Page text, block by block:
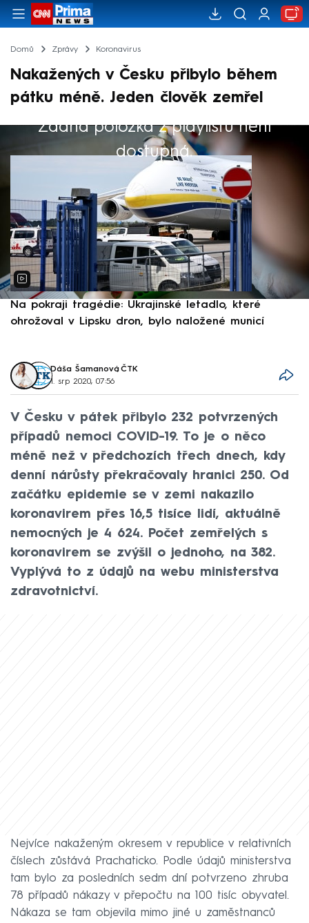
Domů Zprávy Koronavirus
Nakažených v Česku přibylo během
pátku méně. Jeden člověk zemřel
Žádná položka z playlistu není
dostupná.
Výběr redakce
Na pokraji tragédie: Ukrajinské letadlo, které
ohrožoval v Lipsku dron, bylo naložené municí
Dáša Šamanová, ČTK
1. srp 2020, 07:56
V Česku v pátek přibylo 232 potvrzených
případů nemoci COVID-19. To je o něco
méně než v předchozích třech dnech, kdy
denní nárůsty překračovaly hranici 250. Od
začátku epidemie se v zemi nakazilo
koronavirem přes 16,5 tisíce lidí, aktuálně
nemocných je 4 624. Počet zemřelých s
koronavirem se zvýšil o jednoho, na 382.
Vyplývá to z údajů na webu ministerstva
zdravotnictví.
Nejvíce nakaženým okresem v republice v relativních
číslech zůstává Prachaticko. Podle údajů ministerstva
tam bylo za posledních sedm dní potvrzeno zhruba
78 případů nákazy v přepočtu na 100 tisíc obyvatel.
Nákaza se tam objevila mimo jiné u zaměstnanců